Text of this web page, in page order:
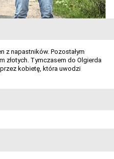
z napastników. Pozostałym
złotych. Tymczasem do Olgierda
kobietę, która uwodzi